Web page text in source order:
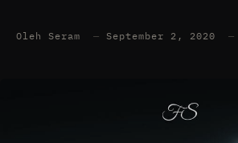
Oleh Seram — September 2, 2020 —